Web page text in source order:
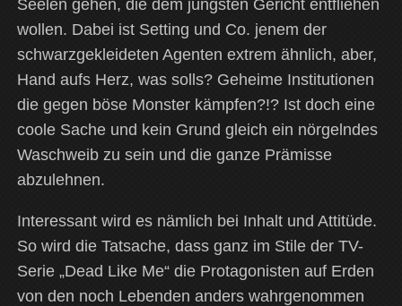
Seelen gehen, die dem jüngsten Gericht entfliehen
wollen. Dabei ist Setting und Co. jenem der
schwarzgekleideten Agenten extrem ähnlich, aber,
Hand aufs Herz, was solls? Geheime Institutionen
die gegen böse Monster kämpfen?!? Ist doch eine
coole Sache und kein Grund gleich ein nörgelndes
Waschweib zu sein und die ganze Prämisse
abzulehnen.
Interessant wird es nämlich bei Inhalt und Attitüde.
So wird die Tatsache, dass ganz im Stile der TV-
Serie „Dead Like Me“ die Protagonisten auf Erden
von den noch Lebenden anders wahrgenommen